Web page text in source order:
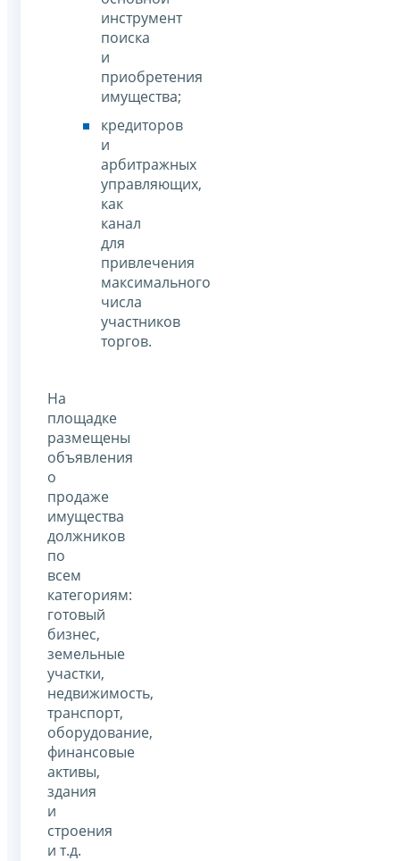
инструмент
поиска
и
приобретения
имущества;
кредиторов
и
арбитражных
управляющих,
как
канал
для
привлечения
максимального
числа
участников
торгов.
На
площадке
размещены
объявления
о
продаже
имущества
должников
по
всем
категориям:
готовый
бизнес,
земельные
участки,
недвижимость,
транспорт,
оборудование,
финансовые
активы,
здания
и
строения
и т.д.